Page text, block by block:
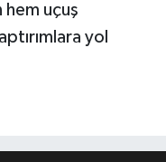
hem uçuş
yol